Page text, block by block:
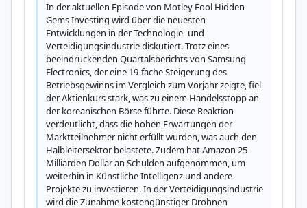
In der aktuellen Episode von Motley Fool Hidden
Gems Investing wird über die neuesten
Entwicklungen in der Technologie- und
Verteidigungsindustrie diskutiert. Trotz eines
beeindruckenden Quartalsberichts von Samsung
Electronics, der eine 19-fache Steigerung des
Betriebsgewinns im Vergleich zum Vorjahr zeigte, fiel
der Aktienkurs stark, was zu einem Handelsstopp an
der koreanischen Börse führte. Diese Reaktion
verdeutlicht, dass die hohen Erwartungen der
Marktteilnehmer nicht erfüllt wurden, was auch den
Halbleitersektor belastete. Zudem hat Amazon 25
Milliarden Dollar an Schulden aufgenommen, um
weiterhin in Künstliche Intelligenz und andere
Projekte zu investieren. In der Verteidigungsindustrie
wird die Zunahme kostengünstiger Drohnen